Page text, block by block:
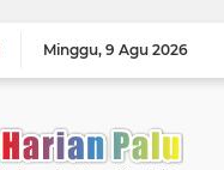
Minggu 9 Agu 2026